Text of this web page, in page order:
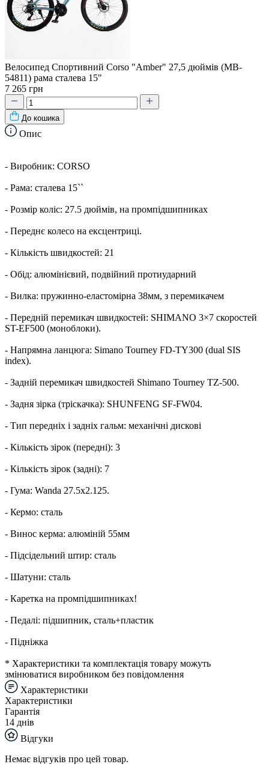
Велосипед Спортивний Corso "Amber" 27,5 дюймів (MB-
54811) рама сталева 15"
7 265 грн
До кошика
Опис
- Виробник: CORSO
- Рама: сталева 15``
- Розмір коліс: 27.5 дюймів, на промпідшипниках
- Переднє колесо на ексцентриці.
- Кількість швидкостей: 21
- Обід: алюмінієвий, подвійний протиударний
- Вилка: пружинно-еластомірна 38мм, з перемикачем
- Передній перемикач швидкостей: SHIMANO 3×7 скоростей
ST-EF500 (моноблоки).
- Напрямна ланцюга: Simano Tourney FD-TY300 (dual SIS
index).
- Задній перемикач швидкостей Shimano Tourney TZ-500.
- Задня зірка (тріскачка): SHUNFENG SF-FW04.
- Тип передніх і задніх гальм: механічні дискові
- Кількість зірок (передні): 3
- Кількість зірок (задні): 7
- Гума: Wanda 27.5x2.125.
- Кермо: сталь
- Винос керма: алюміній 55мм
- Підсідельний штир: сталь
- Шатуни: сталь
- Каретка на промпідшипниках!
- Педалі: підшипник, сталь+пластик
- Підніжка
* Характеристики та комплектація товару можуть
змінюватися виробником без повідомлення
Характеристики
Характеристики
Гарантія
14 днів
Відгуки
Немає відгуків про цей товар.